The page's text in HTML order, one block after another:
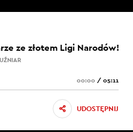
ze złotem Ligi Narodów!
00:00 / 05:11
UDOSTĘPNIJ